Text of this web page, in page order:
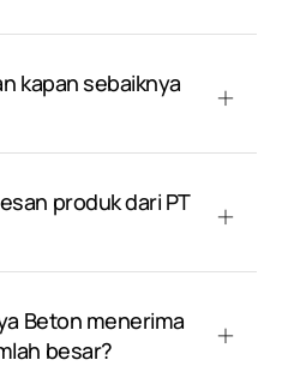
kapan sebaiknya
produk dari PT
Beton menerima
besar?